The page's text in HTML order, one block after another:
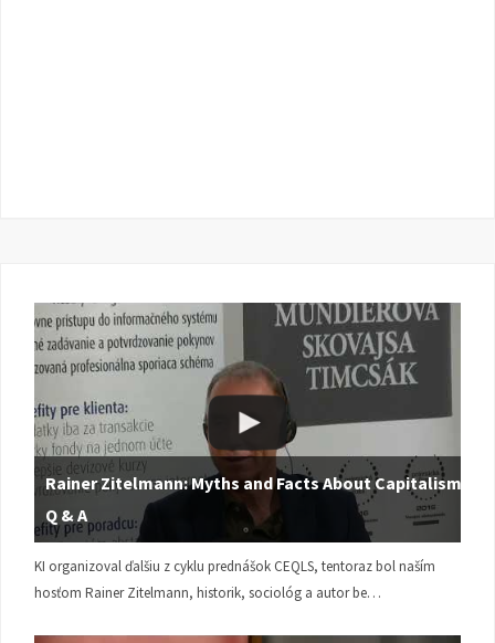
Rainer Zitelmann: Myths and Facts About Capitalism |
Q & A
KI organizoval ďalšiu z cyklu prednášok CEQLS, tentoraz bol naším
hosťom Rainer Zitelmann, historik, sociológ a autor be…